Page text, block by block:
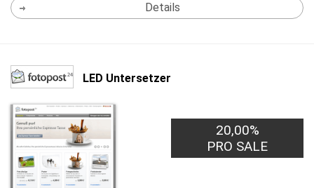
Details
LED Untersetzer
20,00%
PRO SALE